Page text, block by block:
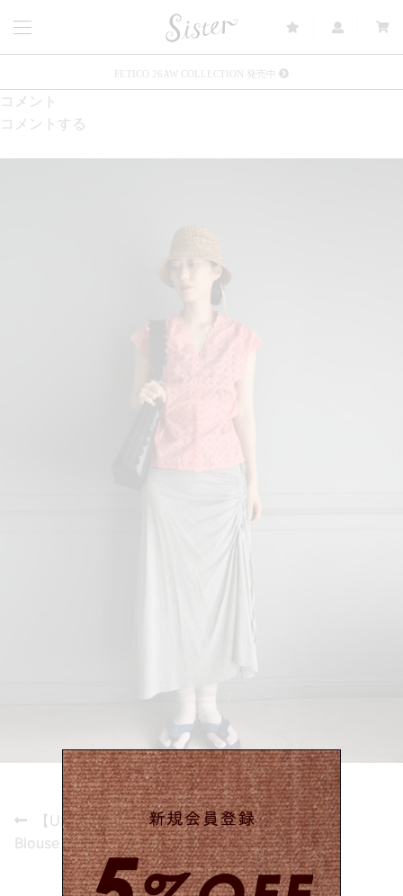
FETICO 26AW COLLECTION 発売中
新規会員登録で5%OFFクーポン配布
Summer Sale up to 60%OFF 開催中
コメント
コメントする
投
稿
Previous
post:
【USED&VINTAGE】
Blouse / Pink #8505